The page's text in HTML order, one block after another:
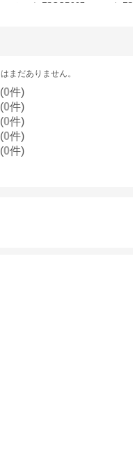
シート FSCOP907
ト
まだありません。
(0件)
(0件)
(0件)
(0件)
(0件)